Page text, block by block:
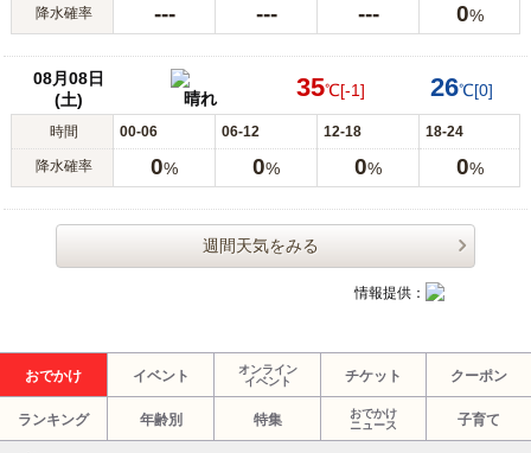
降水確率 --- --- --- 0%
08月08日
(土)
晴れ 35℃[-1] 26℃[0]
時間 00-06 06-12 12-18 18-24
降水確率 0% 0% 0% 0%
週間天気をみる
情報提供：
おでかけ イベント
オンライン
イベント
チケット クーポン
ランキング 年齢別 特集
おでかけ
ニュース
子育て